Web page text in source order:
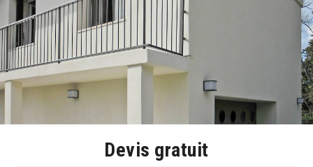
Devis gratuit